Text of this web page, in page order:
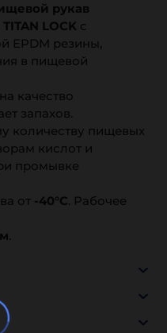
рукав
LOCK с
EPDM резины,
в пищевой
качество
запахов.
количеству пищевых
кислот и
промывке
от -40°С. Рабочее
.